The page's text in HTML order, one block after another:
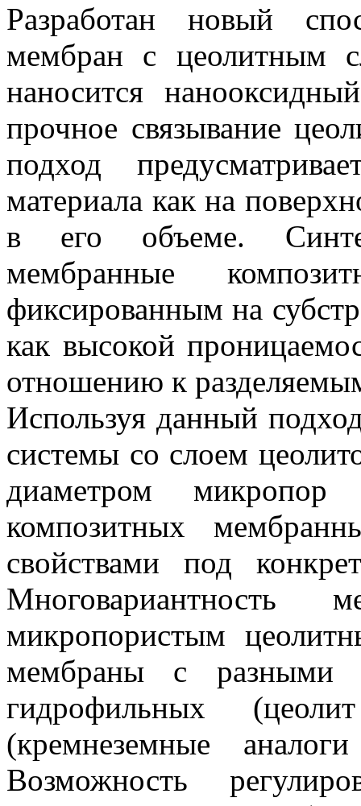
Разработан новый
мембран с цеолитным
наносится
прочное связывание
подход
материала как на
в его объеме.
мембранные
фиксированным на
как высокой
отношению к
Используя данный
системы со слоем
диаметром
композитных
свойствами под
Многовариантность
микропористым
мембраны с разными
гидрофильных
(кремнеземные
Возможность